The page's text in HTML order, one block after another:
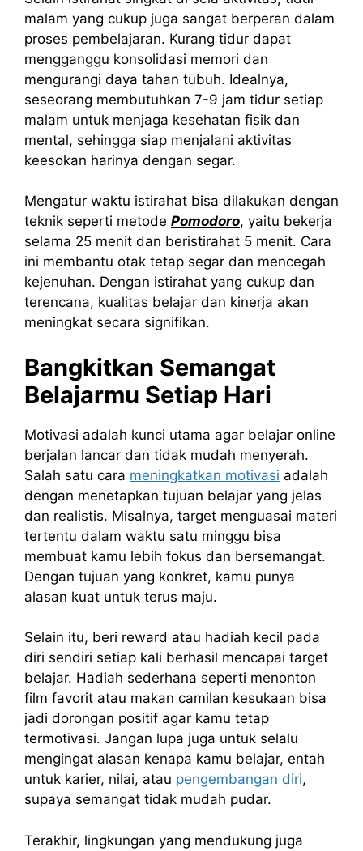
malam yang cukup juga sangat berperan dalam
proses pembelajaran. Kurang tidur dapat
mengganggu konsolidasi memori dan
mengurangi daya tahan tubuh. Idealnya,
seseorang membutuhkan 7-9 jam tidur setiap
malam untuk menjaga kesehatan fisik dan
mental, sehingga siap menjalani aktivitas
keesokan harinya dengan segar.
Mengatur waktu istirahat bisa dilakukan dengan
teknik seperti metode Pomodoro, yaitu bekerja
selama 25 menit dan beristirahat 5 menit. Cara
ini membantu otak tetap segar dan mencegah
kejenuhan. Dengan istirahat yang cukup dan
terencana, kualitas belajar dan kinerja akan
meningkat secara signifikan.
Bangkitkan Semangat
Belajarmu Setiap Hari
Motivasi adalah kunci utama agar belajar online
berjalan lancar dan tidak mudah menyerah.
Salah satu cara meningkatkan motivasi adalah
dengan menetapkan tujuan belajar yang jelas
dan realistis. Misalnya, target menguasai materi
tertentu dalam waktu satu minggu bisa
membuat kamu lebih fokus dan bersemangat.
Dengan tujuan yang konkret, kamu punya
alasan kuat untuk terus maju.
Selain itu, beri reward atau hadiah kecil pada
diri sendiri setiap kali berhasil mencapai target
belajar. Hadiah sederhana seperti menonton
film favorit atau makan camilan kesukaan bisa
jadi dorongan positif agar kamu tetap
termotivasi. Jangan lupa juga untuk selalu
mengingat alasan kenapa kamu belajar, entah
untuk karier, nilai, atau pengembangan diri,
supaya semangat tidak mudah pudar.
Terakhir, lingkungan yang mendukung juga